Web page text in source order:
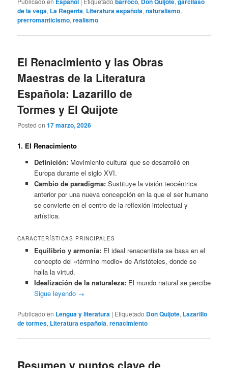
de la vega, La Regenta, Literatura española,naturalismo,
prerromanticismo,realismo
El Renacimiento y las Obras
Maestras de la Literatura
Española: Lazarillo de
Tormes y El Quijote
Posted on17 marzo, 2026
1. El Renacimiento
Definición:Movimiento cultural que se desarrolló en
Europa durante el siglo XVI.
Cambio de paradigma:Sustituye la visión teocéntrica
anterior por una nueva concepción en la que el ser humano
se convierte en el centro de la reflexión intelectual y
artística.
CARACTERÍSTICAS PRINCIPALES
Equilibrio y armonía:El ideal renacentista se basa en el
concepto del «término medio» de Aristóteles, donde se
halla la virtud.
Idealización de la naturaleza:El mundo natural se percibe
Sigue leyendo →
Publicado en Lengua y literatura | Etiquetado Don Quijote, Lazarillo
de tormes, Literatura española,renacimiento